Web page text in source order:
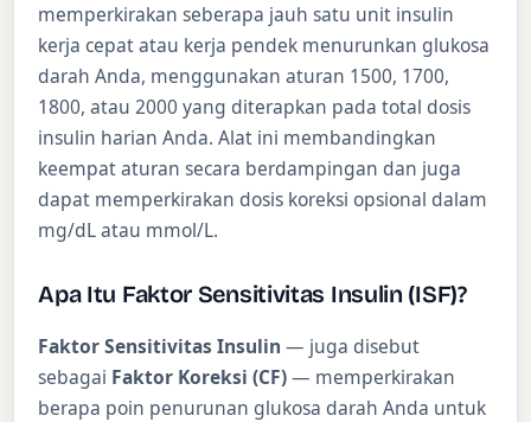
memperkirakan seberapa jauh satu unit insulin
kerja cepat atau kerja pendek menurunkan glukosa
darah Anda, menggunakan aturan 1500, 1700,
1800, atau 2000 yang diterapkan pada total dosis
insulin harian Anda. Alat ini membandingkan
keempat aturan secara berdampingan dan juga
dapat memperkirakan dosis koreksi opsional dalam
mg/dL atau mmol/L.
Apa Itu Faktor Sensitivitas Insulin (ISF)?
Faktor Sensitivitas Insulin — juga disebut
sebagai Faktor Koreksi (CF)— memperkirakan
berapa poin penurunan glukosa darah Anda untuk